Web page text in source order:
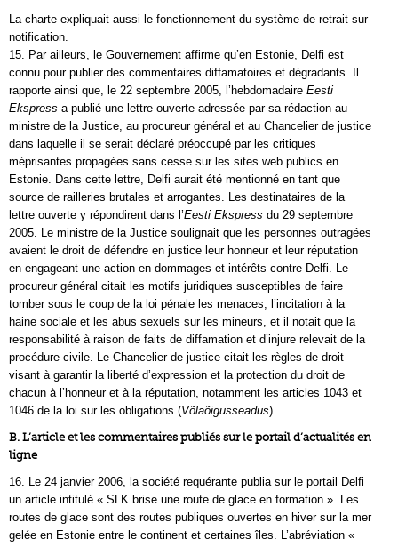
La charte expliquait aussi le fonctionnement du système de retrait sur
notification.
15. Par ailleurs, le Gouvernement affirme qu’en Estonie, Delfi est
connu pour publier des commentaires diffamatoires et dégradants. Il
rapporte ainsi que, le 22 septembre 2005, l’hebdomadaire Eesti
Ekspress a publié une lettre ouverte adressée par sa rédaction au
ministre de la Justice, au procureur général et au Chancelier de justice
dans laquelle il se serait déclaré préoccupé par les critiques
méprisantes propagées sans cesse sur les sites web publics en
Estonie. Dans cette lettre, Delfi aurait été mentionné en tant que
source de railleries brutales et arrogantes. Les destinataires de la
lettre ouverte y répondirent dans l’Eesti Ekspress du 29 septembre
2005. Le ministre de la Justice soulignait que les personnes outragées
avaient le droit de défendre en justice leur honneur et leur réputation
en engageant une action en dommages et intérêts contre Delfi. Le
procureur général citait les motifs juridiques susceptibles de faire
tomber sous le coup de la loi pénale les menaces, l’incitation à la
haine sociale et les abus sexuels sur les mineurs, et il notait que la
responsabilité à raison de faits de diffamation et d’injure relevait de la
procédure civile. Le Chancelier de justice citait les règles de droit
visant à garantir la liberté d’expression et la protection du droit de
chacun à l’honneur et à la réputation, notamment les articles 1043 et
1046 de la loi sur les obligations (Võlaõigusseadus).
B. L’article et les commentaires publiés sur le portail d’actualités en
ligne
16. Le 24 janvier 2006, la société requérante publia sur le portail Delfi
un article intitulé « SLK brise une route de glace en formation ». Les
routes de glace sont des routes publiques ouvertes en hiver sur la mer
gelée en Estonie entre le continent et certaines îles. L’abréviation «